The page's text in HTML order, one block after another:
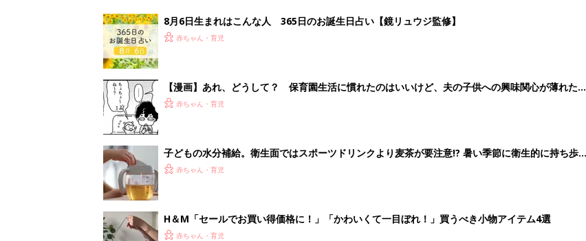
8月6日生まれはこんな人 365日のお誕生日占い【鏡リュウジ監修】
赤ちゃん・育児
【漫画】あれ、どうして？ 保育園生活に慣れたのはいいけど、夫の子供への興味関心が薄れた気
がする……！『ふうふう子育て ＃91』
赤ちゃん・育児
子どもの水分補給。衛生面ではスポーツドリンクより麦茶が要注意!? 暑い季節に衛生的に持ち歩
く3つのコツとは？【専門家監修】
赤ちゃん・育児
H＆М「セールでお買い得価格に！」「かわいくて一目ぼれ！」買うべき小物アイテム4選
赤ちゃん・育児